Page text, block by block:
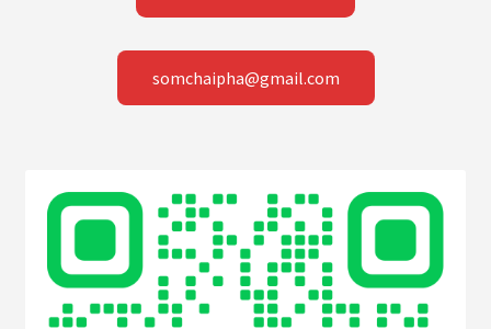
somchaipha@gmail.com